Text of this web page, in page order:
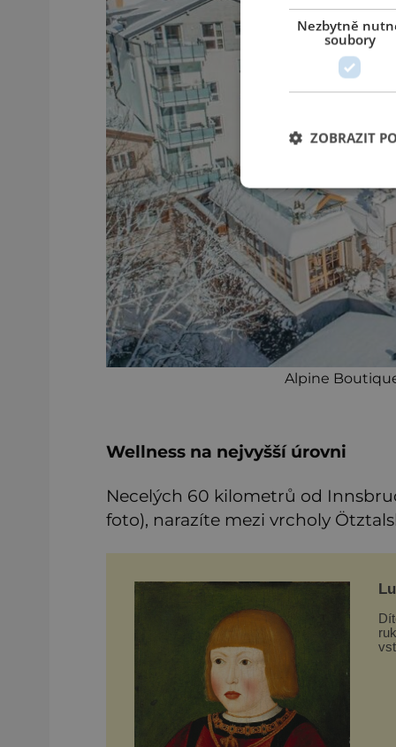
Alpine
Wellness na nejvyšší úrovni
Necelých 60 kilometrů od
foto), narazíte mezi vrcholy
Nezbytně
soubory
ZOBRAZIT